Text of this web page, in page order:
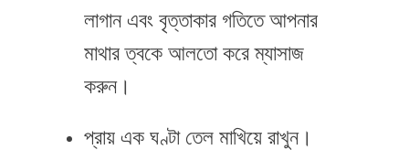
লাগান এবং বৃত্তাকার গতিতে আপনার
মাথার ত্বকে আলতো করে ম্যাসাজ
করুন।
প্রায় এক ঘণ্টা তেল মাখিয়ে রাখুন।